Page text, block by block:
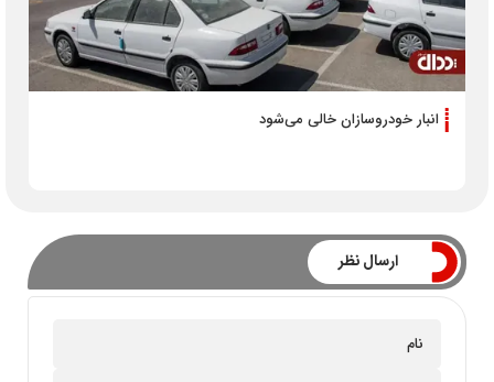
انبار خودروسازان خالی می‌شود
ارسال نظر